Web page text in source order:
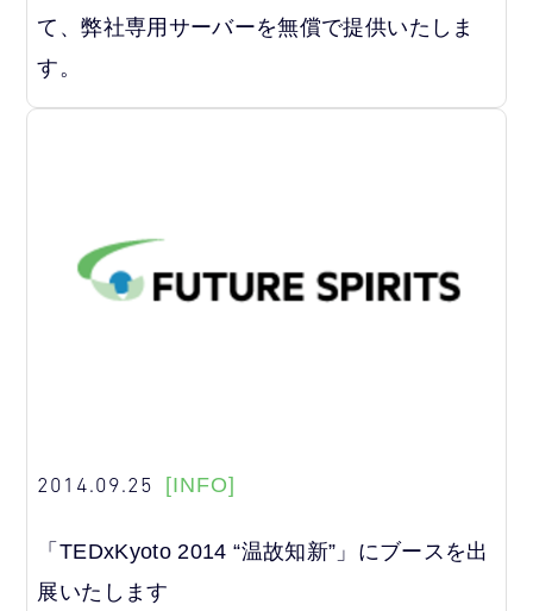
て、弊社専用サーバーを無償で提供いたしま
す。
2014.09.25 [INFO]
「TEDxKyoto 2014 “温故知新”」にブースを出
展いたします